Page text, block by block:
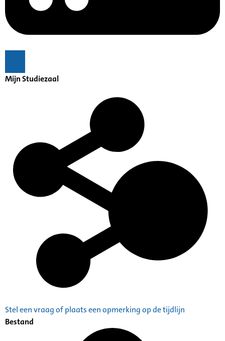
Mijn Studiezaal
Stel een vraag of plaats een opmerking op de tijdlijn
Bestand